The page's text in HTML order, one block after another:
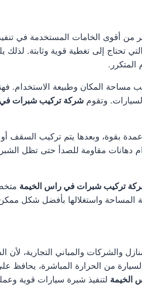
من أقوى الخامات المستخدمة في
تحتاج إلى تغطية قوية وثابتة. لذلك
مساحة المكان وطبيعة الاستخدام.
وتقوم شركة تركيب شبرات
بقوة، وبعدها يتم تركيب السقف
دهانات مقاومة للصدأ حتى تظل
تركيب شبرات في راس الخيمة
المساحة واستغلالها بأفضل شكل
والشركات والمباني التجارية،
من الحرارة المباشرة، يحافظ
الخيمة لتنفيذ شبرة سيارات قوية